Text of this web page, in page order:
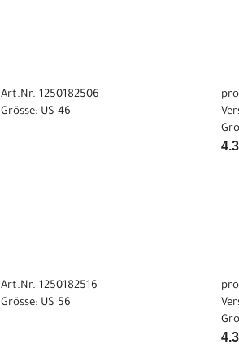
Art.Nr. 1250182506
Grösse: US 46
Art.Nr. 1250182516
Grösse: US 56